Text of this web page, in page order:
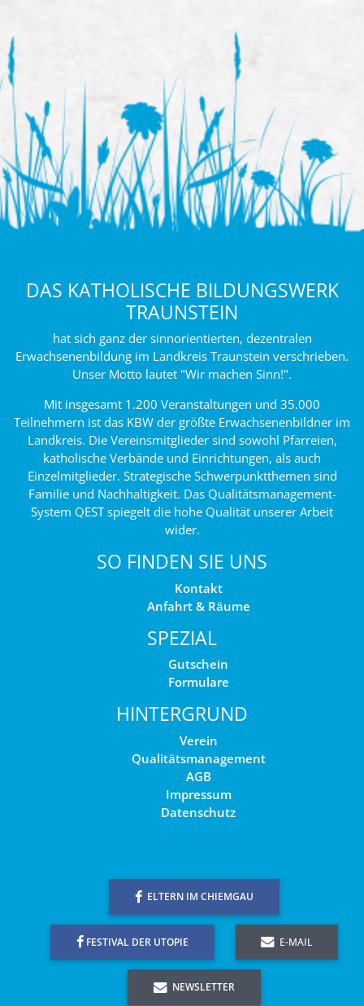
DAS KATHOLISCHE BILDUNGSWERK
TRAUNSTEIN
hat sich ganz der sinnorientierten, dezentralen
Erwachsenenbildung im Landkreis Traunstein verschrieben.
Unser Motto lautet "Wir machen Sinn!".
Mit insgesamt 1.200 Veranstaltungen und 35.000
Teilnehmern ist das KBW der größte Erwachsenenbildner im
Landkreis. Die Vereinsmitglieder sind sowohl Pfarreien,
katholische Verbände und Einrichtungen, als auch
Einzelmitglieder. Strategische Schwerpunktthemen sind
Familie und Nachhaltigkeit. Das Qualitätsmanagement-
System QEST spiegelt die hohe Qualität unserer Arbeit
wider.
SO FINDEN SIE UNS
Kontakt
Anfahrt & Räume
SPEZIAL
Gutschein
Formulare
HINTERGRUND
Verein
Qualitätsmanagement
AGB
Impressum
Datenschutz
ELTERN IM CHIEMGAU
FESTIVAL DER UTOPIE E-MAIL
NEWSLETTER